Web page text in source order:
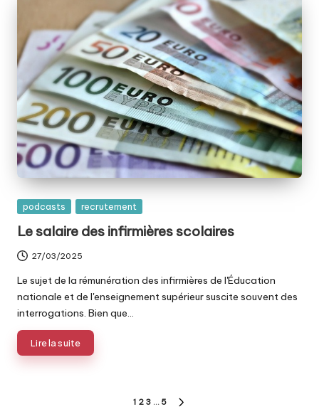
Posted
podcasts recrutement
Le salaire des infirmières scolaires
27/03/2025
Le sujet de la rémunération des infirmières de l'Éducation
nationale et de l'enseignement supérieur suscite souvent des
interrogations. Bien que…
Lire la suite
1 2 3 … 5